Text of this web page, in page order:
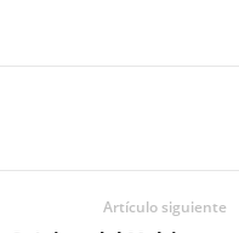
Artículo siguiente